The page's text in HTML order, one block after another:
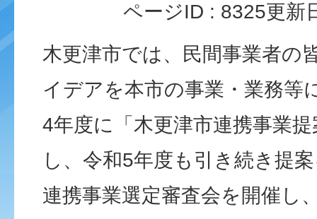
ページID : 8325更新
木更津市では、民間事業者の
イデアを本市の事業・業務等
4年度に「木更津市連携事業
し、令和5年度も引き続き提
連携事業選定審査会を開催し